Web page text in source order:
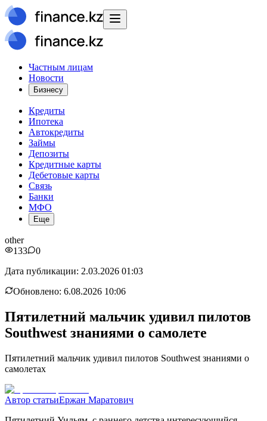
Частным лицам
Новости
Бизнесу
Кредиты
Ипотека
Автокредиты
Займы
Депозиты
Кредитные карты
Дебетовые карты
Связь
Банки
МФО
Еще
other
133
0
Дата публикации: 2.03.2026 01:03
Обновлено: 6.08.2026 10:06
Пятилетний мальчик удивил пилотов
Southwest знаниями о самолете
Пятилетний мальчик удивил пилотов Southwest знаниями о
самолетах
Автор статьиЕржан Маратович